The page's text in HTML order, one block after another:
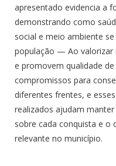
apresentado evidencia a
demonstrando como
social e meio ambiente
população — Ao valorizar
e promovem qualidade
compromissos para
diferentes frentes, e
realizados ajudam
sobre cada conquista e o
relevante no município.